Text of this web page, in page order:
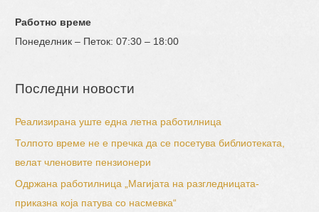
Работно време
Понеделник – Петок: 07:30 – 18:00
Последни новости
Реализирана уште една летна работилница
Толпото време не е пречка да се посетува библиотеката,
велат членовите пензионери
Одржана работилница „Магијата на разгледницата-
приказна која патува со насмевка“